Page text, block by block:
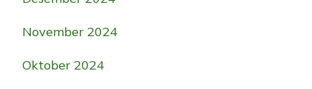
November 2024
Oktober 2024